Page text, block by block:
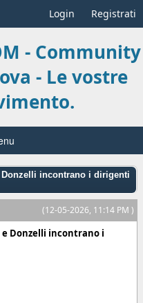
Login Registrati
- Community
- Le vostre
incontrano i dirigenti
(12-05-2026, 11:14 PM )
Donzelli incontrano i